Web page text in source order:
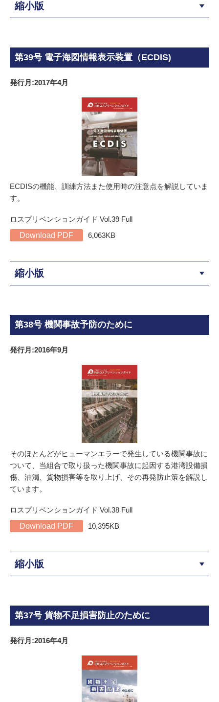
縮小版
第39号 電子海図情報表示装置（ECDIS)
発行月:2017年4月
ECDISの機能、訓練方法また使用時の注意点を解説していま
す。
ロスプリベンションガイド Vol.39 Full
Download PDF
6,063KB
縮小版
第38号 機関事故予防のために
発行月:2016年9月
そのほとんどがヒューマンエラーで発生している機関事故に
ついて、当組合で取り扱った機関事故に起因する港湾設備損
傷、油濁、貨物損害等を取り上げ、その再発防止策を解説し
ています。
ロスプリベンションガイド Vol.38 Full
Download PDF
10,395KB
縮小版
第37号 貨物不足損害防止のために
発行月:2016年4月